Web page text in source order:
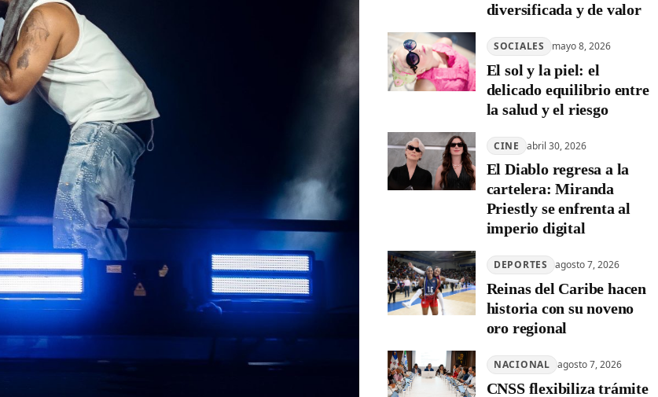
diversificada y de valor
SOCIALES mayo 8, 2026
El sol y la piel: el
delicado equilibrio entre
la salud y el riesgo
CINE abril 30, 2026
El Diablo regresa a la
cartelera: Miranda
Priestly se enfrenta al
imperio digital
DEPORTES agosto 7, 2026
Reinas del Caribe hacen
historia con su noveno
oro regional
NACIONAL agosto 7, 2026
CNSS flexibiliza trámite